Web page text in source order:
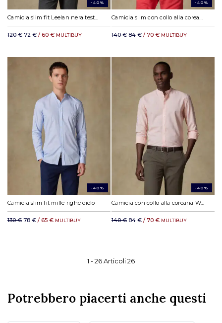
-40%
Camicia slim fit Leelan nera testurizzata - Coletto Coreana
120 € 72 € / 60 € MULTIBUY
-40%
Camicia slim con collo alla coreana Zack in lino rosa
140 € 84 € / 70 € MULTIBUY
-40%
Camicia slim fit mille righe cielo
130 € 78 € / 65 € MULTIBUY
-40%
Camicia con collo alla coreana Wayne in lino arancione
140 € 84 € / 70 € MULTIBUY
1 -26Articoli26
Potrebbero piacerti anche questi